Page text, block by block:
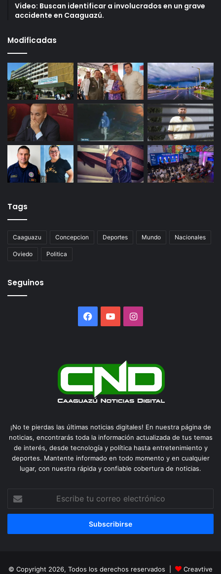
Video: Buscan identificar a involucrados en un grave
accidente en Caaguazú.
Modificadas
Tags
Caaguazu Concepcion Deportes Mundo Nacionales
Oviedo Politica
Seguinos
FacebookYouTubeInstagram
¡No te pierdas las últimas noticias digitales! En nuestra página de
noticias, encontrarás toda la información actualizada de tus temas
de interés, desde tecnología y política hasta entretenimiento y
deportes. Mantente informado en todo momento y en cualquier
lugar, con nuestra rápida y confiable cobertura de noticias.
tu
correo
© Copyright 2026, Todos los derechos reservados | Creavtive